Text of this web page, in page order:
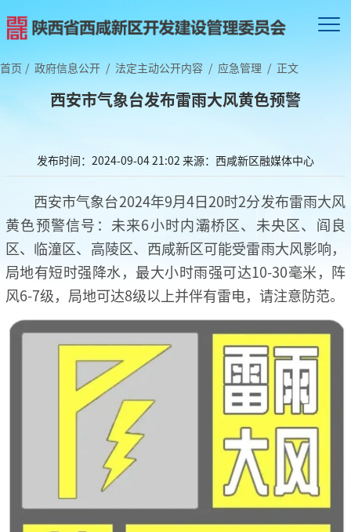
首页 / 政府信息公开 / 法定主动公开内容 / 应急管理 / 正文
西安市气象台发布雷雨大风黄色预警
发布时间：2024-09-04 21:02 来源：西咸新区融媒体中心
西安市气象台2024年9月4日20时2分发布雷雨大风
黄色预警信号：未来6小时内灞桥区、未央区、阎良
区、临潼区、高陵区、西咸新区可能受雷雨大风影响，
局地有短时强降水，最大小时雨强可达10-30毫米，阵
风6-7级，局地可达8级以上并伴有雷电，请注意防范。